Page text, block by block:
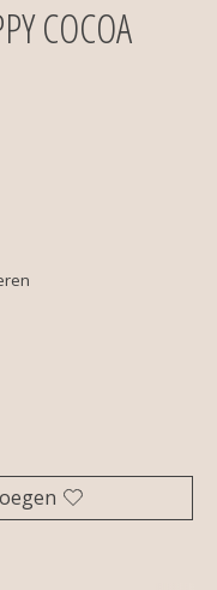
COCOA